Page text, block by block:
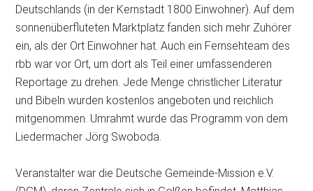
Deutschlands (in der Kernstadt 1800 Einwohner). Auf dem
sonnenüberfluteten Marktplatz fanden sich mehr Zuhörer
ein, als der Ort Einwohner hat. Auch ein Fernsehteam des
rbb war vor Ort, um dort als Teil einer umfassenderen
Reportage zu drehen. Jede Menge christlicher Literatur
und Bibeln wurden kostenlos angeboten und reichlich
mitgenommen. Umrahmt wurde das Programm von dem
Liedermacher Jörg Swoboda.
Veranstalter war die Deutsche Gemeinde-Mission e.V.